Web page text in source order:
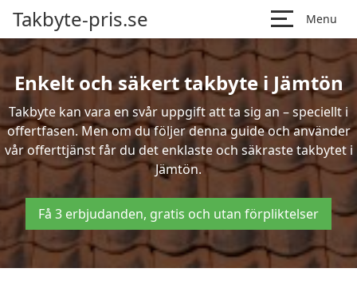
Takbyte-pris.se Menu
Enkelt och säkert takbyte i Jämtön
Takbyte kan vara en svår uppgift att ta sig an – speciellt i
offertfasen. Men om du följer denna guide och använder
vår offerttjänst får du det enklaste och säkraste takbytet i
Jämtön.
Få 3 erbjudanden, gratis och utan förpliktelser